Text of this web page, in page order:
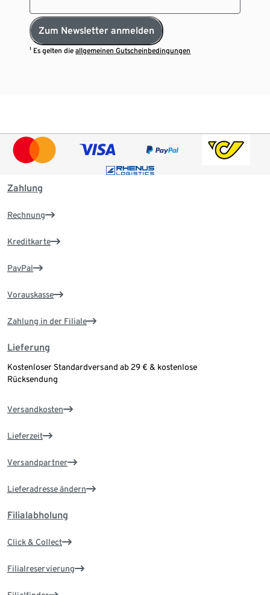
Zum Newsletter anmelden
¹ Es gelten dieallgemeinen Gutscheinbedingungen
Zahlung
Rechnung
Kreditkarte
PayPal
Vorauskasse
Zahlung in der Filiale
Lieferung
Kostenloser Standardversand ab 29 € & kostenlose
Rücksendung
Versandkosten
Lieferzeit
Versandpartner
Lieferadresse ändern
Filialabholung
Click & Collect
Filialreservierung